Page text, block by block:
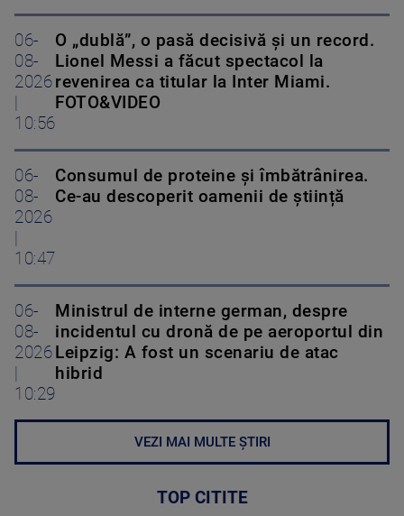
06-
08-
2026
10:56
O „dublă”, o pasă decisivă și un record.
Lionel Messi a făcut spectacol la
revenirea ca titular la Inter Miami.
FOTO&VIDEO
06-
08-
2026
10:47
Consumul de proteine și îmbătrânirea.
Ce-au descoperit oamenii de știință
06-
08-
2026
10:29
Ministrul de interne german, despre
incidentul cu dronă de pe aeroportul din
Leipzig: A fost un scenariu de atac
hibrid
VEZI MAI MULTE ȘTIRI
TOP CITITE